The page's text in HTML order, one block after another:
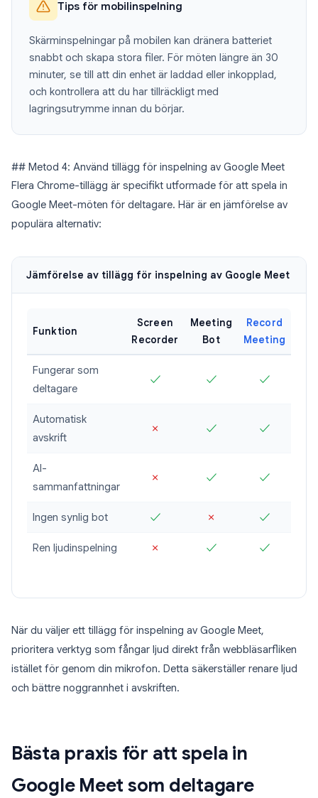
Tips för mobilinspelning
Skärminspelningar på mobilen kan dränera batteriet
snabbt och skapa stora filer. För möten längre än 30
minuter, se till att din enhet är laddad eller inkopplad,
och kontrollera att du har tillräckligt med
lagringsutrymme innan du börjar.
## Metod 4: Använd tillägg för inspelning av Google Meet
Flera Chrome-tillägg är specifikt utformade för att spela in
Google Meet-möten för deltagare. Här är en jämförelse av
populära alternativ:
Jämförelse av tillägg för inspelning av Google Meet
Funktion
Screen
Recorder
Meeting
Bot
Record
Meeting
Fungerar som
deltagare
✓ ✓ ✓
Automatisk
avskrift
✗ ✓ ✓
AI-
sammanfattningar
✗ ✓ ✓
Ingen synlig bot ✓ ✗ ✓
Ren ljudinspelning ✗ ✓ ✓
När du väljer ett tillägg för inspelning av Google Meet,
prioritera verktyg som fångar ljud direkt från webbläsarfliken
istället för genom din mikrofon. Detta säkerställer renare ljud
och bättre noggrannhet i avskriften.
Bästa praxis för att spela in
Google Meet som deltagare